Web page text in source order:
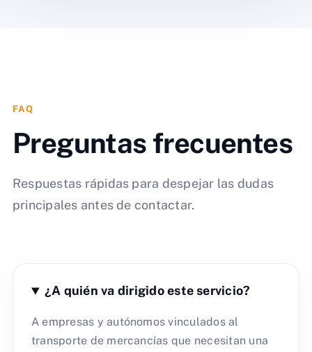
FAQ
Preguntas frecuentes
Respuestas rápidas para despejar las dudas
principales antes de contactar.
¿A quién va dirigido este servicio?
A empresas y autónomos vinculados al
transporte de mercancías que necesitan una